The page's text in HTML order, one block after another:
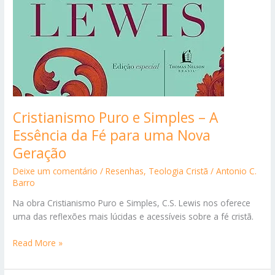
Cristianismo Puro e Simples – A
Essência da Fé para uma Nova
Geração
Deixe um comentário /Resenhas, Teologia Cristã /Antonio C.
Barro
Na obra Cristianismo Puro e Simples, C.S. Lewis nos oferece
uma das reflexões mais lúcidas e acessíveis sobre a fé cristã.
Cristianismo
e
Read More »